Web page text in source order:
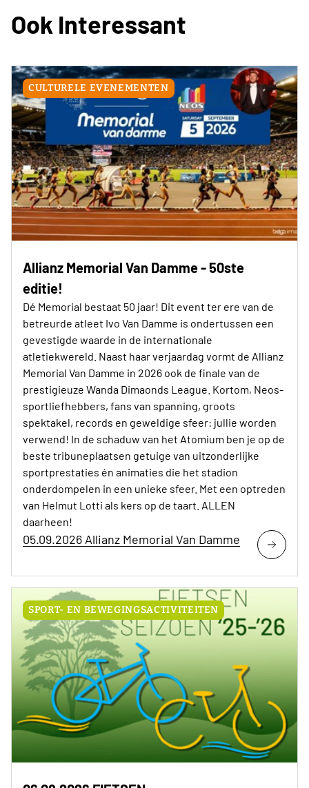
Ook Interessant
CULTURELE EVENEMENTEN
Allianz Memorial Van Damme - 50ste
editie!
Dé Memorial bestaat 50 jaar! Dit event ter ere van de
betreurde atleet Ivo Van Damme is ondertussen een
gevestigde waarde in de internationale
atletiekwereld. Naast haar verjaardag vormt de Allianz
Memorial Van Damme in 2026 ook de finale van de
prestigieuze Wanda Dimaonds League. Kortom, Neos-
sportliefhebbers, fans van spanning, groots
spektakel, records en geweldige sfeer: jullie worden
verwend! In de schaduw van het Atomium ben je op de
beste tribuneplaatsen getuige van uitzonderlijke
sportprestaties én animaties die het stadion
onderdompelen in een unieke sfeer. Met een optreden
van Helmut Lotti als kers op de taart. ALLEN
daarheen!
05.09.2026 Allianz Memorial Van Damme
SPORT- EN BEWEGINGSACTIVITEITEN